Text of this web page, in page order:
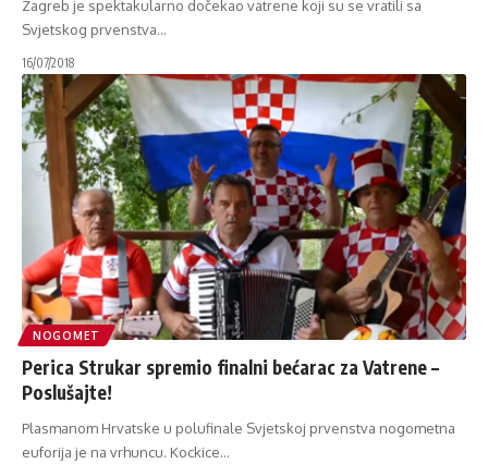
Zagreb je spektakularno dočekao vatrene koji su se vratili sa
Svjetskog prvenstva…
16/07/2018
NOGOMET
Perica Strukar spremio finalni bećarac za Vatrene –
Poslušajte!
Plasmanom Hrvatske u polufinale Svjetskoj prvenstva nogometna
euforija je na vrhuncu. Kockice…